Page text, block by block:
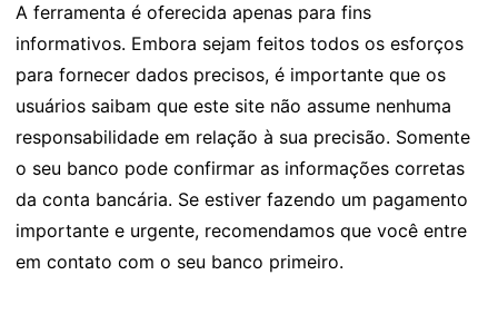
A ferramenta é oferecida apenas para fins
informativos. Embora sejam feitos todos os esforços
para fornecer dados precisos, é importante que os
usuários saibam que este site não assume nenhuma
responsabilidade em relação à sua precisão. Somente
o seu banco pode confirmar as informações corretas
da conta bancária. Se estiver fazendo um pagamento
importante e urgente, recomendamos que você entre
em contato com o seu banco primeiro.